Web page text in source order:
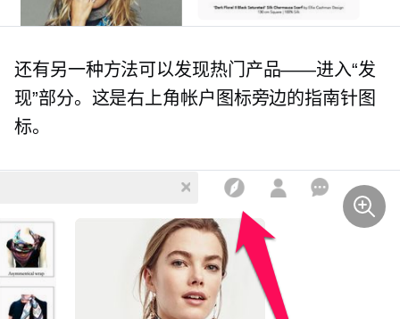
还有另一种方法可以发现热门产品——进入“发
现”部分。这是右上角帐户图标旁边的指南针图
标。